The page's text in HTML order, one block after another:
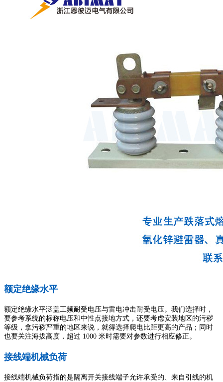
额定绝缘水平
额定绝缘水平涵盖工频耐受电压与雷电冲击耐受电压。我们选择时，
要参考系统的标称电压和中性点接地方式，还要考虑安装地区的污秽
等级，拿污秽严重的地区来说，就得选择爬电比距更高的产品；同时
也要关注海拔高度，超过 1000 米时需要对参数进行相应修正。
接线端机械负荷
接线端机械负荷指的是隔离开关接线端子允许承受的、来自引线的机